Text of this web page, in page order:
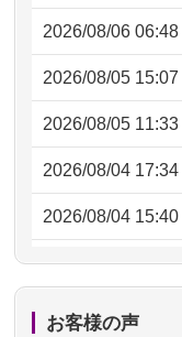
2026/08/06 06:48
2026/08/05 15:07
2026/08/05 11:33
2026/08/04 17:34
2026/08/04 15:40
2026/08/04 14:04
2026/08/04 00:38
お客様の声